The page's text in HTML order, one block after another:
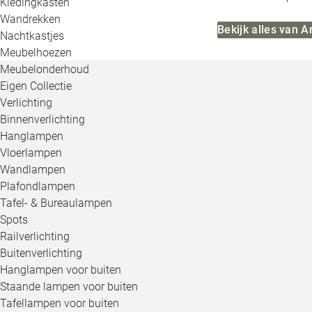
Wandrekken
Nachtkastjes
Meubelhoezen
Meubelonderhoud
Eigen Collectie
Verlichting
Binnenverlichting
Hanglampen
Vloerlampen
Wandlampen
Plafondlampen
Tafel- & Bureaulampen
Spots
Railverlichting
Buitenverlichting
Hanglampen voor buiten
Staande lampen voor buiten
Tafellampen voor buiten
Bekijk alles van